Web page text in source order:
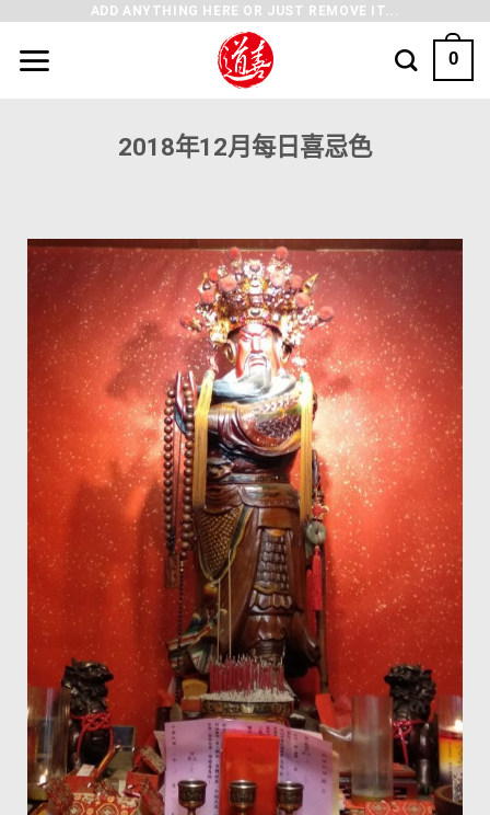
ADD ANYTHING HERE OR JUST REMOVE IT...
0
2018年12月每日喜忌色